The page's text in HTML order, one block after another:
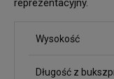
reprezentacyjny.
Wysokość
Długość z